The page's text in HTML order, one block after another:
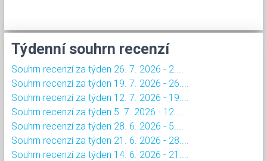
Týdenní souhrn recenzí
Souhrn recenzí za týden 26. 7. 2026 - 2....
Souhrn recenzí za týden 19. 7. 2026 - 26....
Souhrn recenzí za týden 12. 7. 2026 - 19....
Souhrn recenzí za týden 5. 7. 2026 - 12....
Souhrn recenzí za týden 28. 6. 2026 - 5....
Souhrn recenzí za týden 21. 6. 2026 - 28....
Souhrn recenzí za týden 14. 6. 2026 - 21....